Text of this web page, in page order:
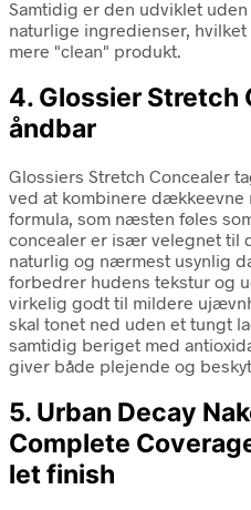
Samtidig er den udviklet
naturlige ingredienser,
mere "clean" produkt.
4. Glossier Stretch
åndbar
Glossiers Stretch Concealer
ved at kombinere dækkeevne
formula, som næsten føles
concealer er især velegnet til
naturlig og nærmest usynlig
forbedrer hudens tekstur og
virkelig godt til mildere
skal tonet ned uden et tungt
samtidig beriget med
giver både plejende og
5. Urban Decay
Complete
let finish